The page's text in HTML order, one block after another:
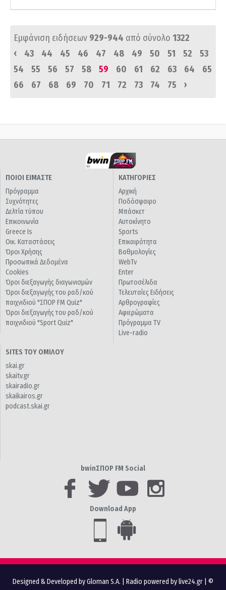
Εμφάνιση ειδήσεων 929-944 από σύνολο 1322
‹
43 44 45 46 47 48 49 50 51 52
53
54
55 56 57 58 59 60 61 62 63 64
65
66
67 68 69 70 71 72 73 74 75 ›
ΠΟΙΟΙ ΕΙΜΑΣΤΕ
Πρόγραμμα
Συχνότητες
Δελτία τύπου
Επικοινωνία
Greece Is
Οικ. Καταστάσεις
Όροι Χρήσης
Προσωπικά Δεδομένα
Cookies
Όροι διεξαγωγής διαγωνισμών
Όροι διεξαγωγής του ραδ/κού
παιχνιδιού "ΣΠΟΡ FM Quiz"
Όροι διεξαγωγής του ραδ/κού
παιχνιδιού "Sport Quiz"
ΚΑΤΗΓΟΡΙΕΣ
Αρχική
Ποδόσφαιρο
Μπάσκετ
Αυτοκίνητο
Sports
Επικαιρότητα
Βαθμολογίες
WebTv
Enter
Πρωτοσέλιδα
Τελευταίες Ειδήσεις
Αρθρογραφίες
Αφιερώματα
Πρόγραμμα TV
Live-radio
SITES ΤΟΥ ΟΜΙΛΟΥ
skai.gr
skaitv.gr
skairadio.gr
skaikairos.gr
podcast.skai.gr
bwinΣΠΟΡ FM Social
Download App
Designed & Developed by Gloman S.A. Radio powered by live24.gr | ©